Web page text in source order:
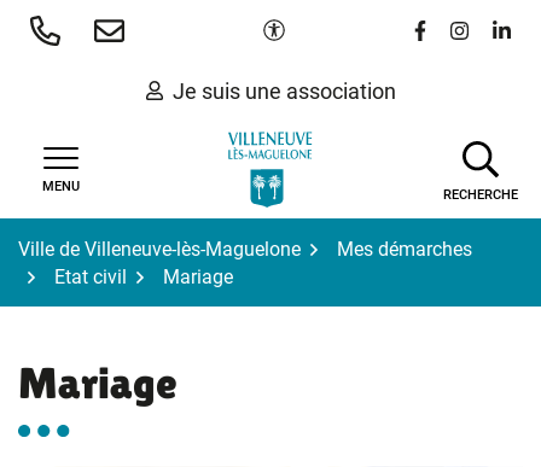
Aller
Paramètres d'accessibilité
Lien vers le
Lien vers
Lien
Je suis une association
MENU
RECHERCHE
Ville de Villeneuve-lès-Maguelone
Mes démarches
Etat civil
Mariage
Mariage